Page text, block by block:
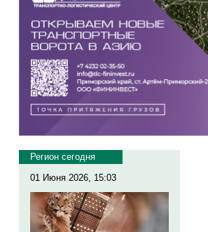
Регион сегодня
01 Июня 2026, 15:03